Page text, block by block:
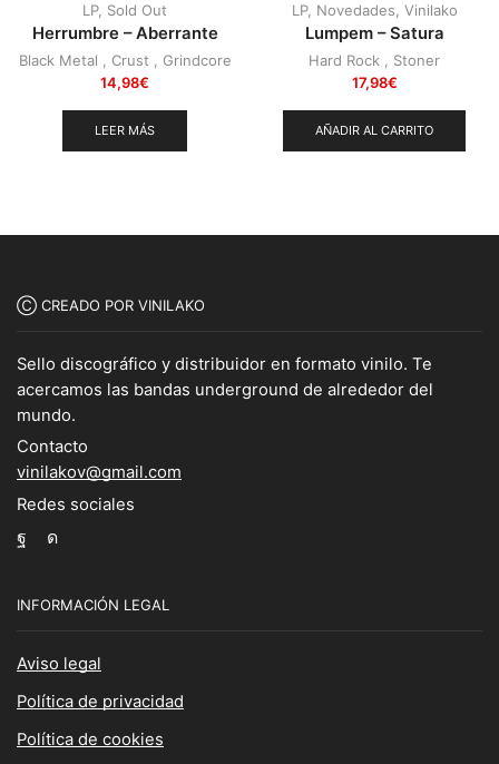
LP, Sold Out
Herrumbre – Aberrante
Black Metal , Crust , Grindcore
14,98€
LEER MÁS
LP, Novedades, Vinilako
Lumpem – Satura
Hard Rock , Stoner
17,98€
AÑADIR AL CARRITO
Ⓒ CREADO POR VINILAKO
Sello discográfico y distribuidor en formato vinilo. Te
acercamos las bandas underground de alrededor del
mundo.
Contacto
vinilakov@gmail.com
Redes sociales
Facebook
Instagram
INFORMACIÓN LEGAL
Aviso legal
Política de privacidad
Política de cookies